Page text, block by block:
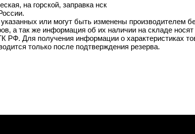
на горской, заправка нск
или могут быть изменены производителем
а так же информация об их наличии на складе
РФ. Для получения информации о характеристиках
только после подтверждения резерва.